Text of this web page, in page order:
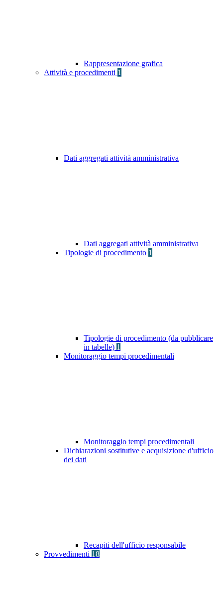
Rappresentazione grafica
Attività e procedimenti 1
Dati aggregati attività amministrativa
Dati aggregati attività amministrativa
Tipologie di procedimento 1
Tipologie di procedimento (da pubblicare
in tabelle) 1
Monitoraggio tempi procedimentali
Monitoraggio tempi procedimentali
Dichiarazioni sostitutive e acquisizione d'ufficio
dei dati
Recapiti dell'ufficio responsabile
Provvedimenti 18